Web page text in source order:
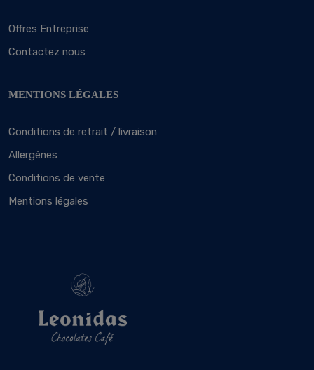
Offres Entreprise
Contactez nous
MENTIONS LÉGALES
Conditions de retrait / livraison
Allergènes
Conditions de vente
Mentions légales